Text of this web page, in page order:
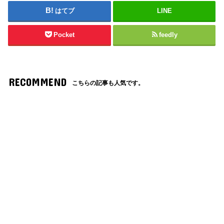
はてブ LINE
Pocket feedly
RECOMMEND こちらの記事も人気です。